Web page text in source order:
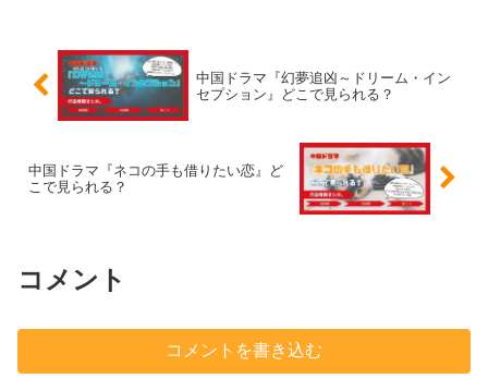
中国ドラマ『幻夢追凶～ドリーム・イン
セプション』どこで見られる？
中国ドラマ『ネコの手も借りたい恋』ど
こで見られる？
コメント
コメントを書き込む